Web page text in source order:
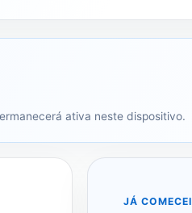
ativa neste dispositivo.
JÁ COMECEI